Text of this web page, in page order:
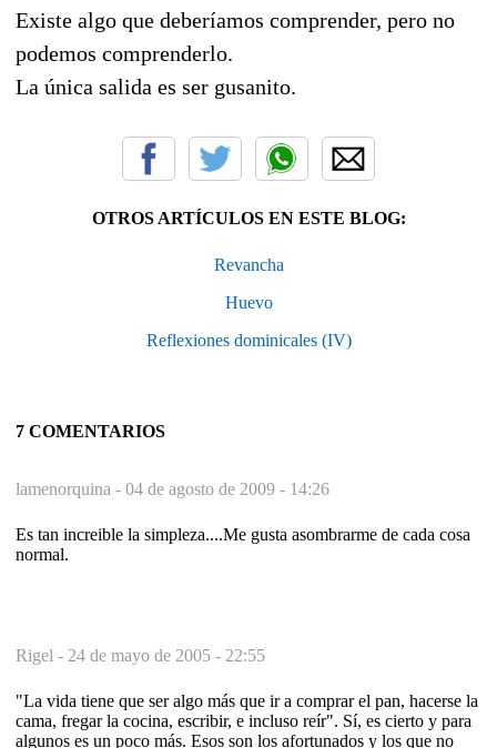
Existe algo que deberíamos comprender, pero no
podemos comprenderlo.
La única salida es ser gusanito.
OTROS ARTÍCULOS EN ESTE BLOG:
Revancha
Huevo
Reflexiones dominicales (IV)
7 COMENTARIOS
lamenorquina - 04 de agosto de 2009 - 14:26
Es tan increible la simpleza....Me gusta asombrarme de cada cosa
normal.
Rigel - 24 de mayo de 2005 - 22:55
"La vida tiene que ser algo más que ir a comprar el pan, hacerse la
cama, fregar la cocina, escribir, e incluso reír". Sí, es cierto y para
algunos es un poco más. Esos son los afortunados y los que no